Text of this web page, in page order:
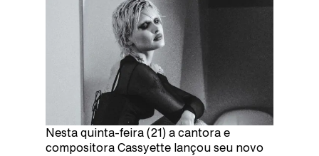
Nesta quinta-feira (21) a cantora e
compositora Cassyette lançou seu novo